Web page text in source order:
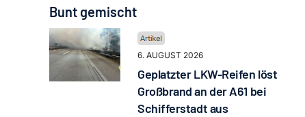
Bunt gemischt
6. AUGUST 2026
Geplatzter LKW-Reifen löst
Großbrand an der A61 bei
Schifferstadt aus